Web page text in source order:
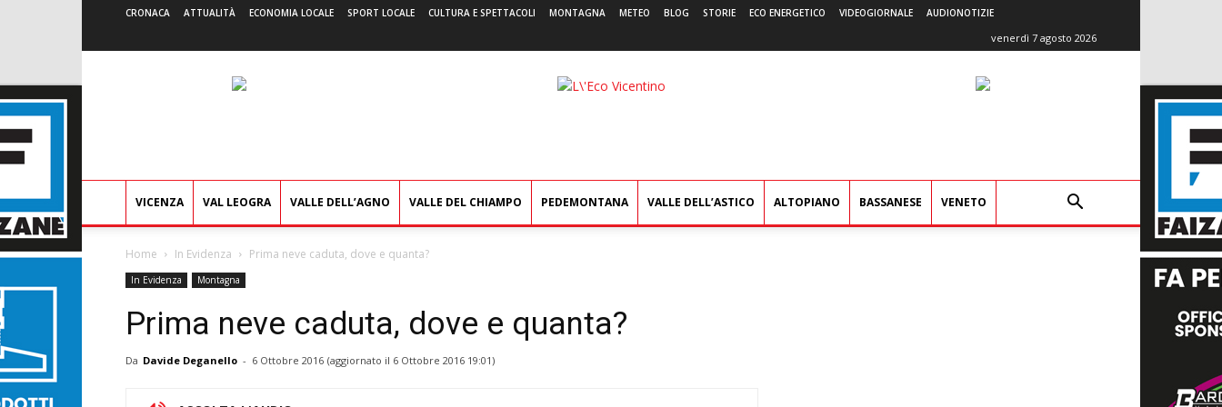
CRONACA ATTUALITÀ ECONOMIA LOCALE SPORT LOCALE CULTURA E SPETTACOLI MONTAGNA METEO BLOG STORIE ECO ENERGETICO VIDEOGIORNALE AUDIONOTIZIE
venerdì 7 agosto 2026
L'Eco
VICENZA VAL LEOGRA VALLE DELL’AGNO VALLE DEL CHIAMPO PEDEMONTANA VALLE DELL’ASTICO ALTOPIANO BASSANESE VENETO
Home In Evidenza Prima neve caduta, dove e quanta?
In Evidenza Montagna
Prima neve caduta, dove e quanta?
Da Davide Deganello - 6 Ottobre 2016 (aggiornato il 6 Ottobre 2016 19:01)